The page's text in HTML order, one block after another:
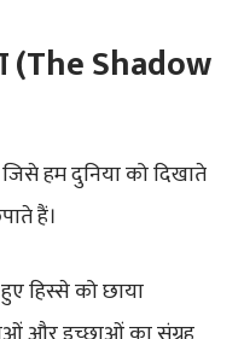
(The Shadow
हम दुनिया को दिखाते
हैं।
हिस्से को छाया